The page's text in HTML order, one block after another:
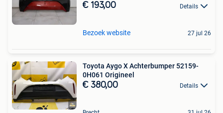
€ 193,00 Details
Bezoek website 27 jul 26
Toyota Aygo X Achterbumper 52159-
0H061 Origineel
€ 380,00 Details